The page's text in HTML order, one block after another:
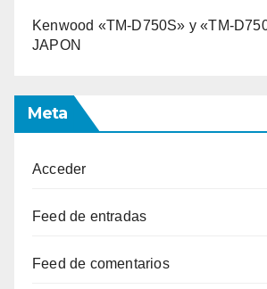
Kenwood «TM-D750S» y «TM-
JAPON
Meta
Acceder
Feed de entradas
Feed de comentarios